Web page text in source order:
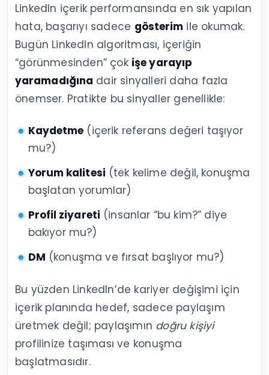
LinkedIn içerik performansında en sık yapılan
hata, başarıyı sadece gösterim ile okumak.
Bugün LinkedIn algoritması, içeriğin
“görünmesinden” çok işe yarayıp
yaramadığına dair sinyalleri daha fazla
önemser. Pratikte bu sinyaller genellikle:
Kaydetme (içerik referans değeri taşıyor
mu?)
Yorum kalitesi (tek kelime değil, konuşma
başlatan yorumlar)
Profil ziyareti (insanlar “bu kim?” diye
bakıyor mu?)
DM (konuşma ve fırsat başlıyor mu?)
Bu yüzden LinkedIn’de kariyer değişimi için
içerik planında hedef, sadece paylaşım
üretmek değil; paylaşımın doğru kişiyi
profilinize taşıması ve konuşma
başlatmasıdır.